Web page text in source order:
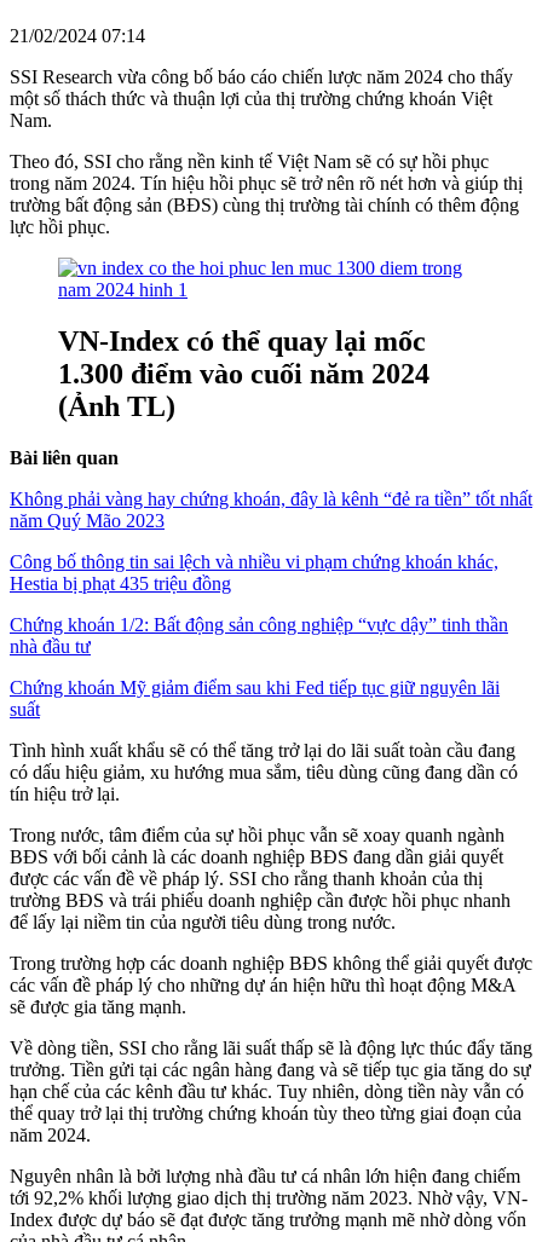
21/02/2024 07:14
SSI Research vừa công bố báo cáo chiến lược năm 2024 cho thấy
một số thách thức và thuận lợi của thị trường chứng khoán Việt
Nam.
Theo đó, SSI cho rằng nền kinh tế Việt Nam sẽ có sự hồi phục
trong năm 2024. Tín hiệu hồi phục sẽ trở nên rõ nét hơn và giúp thị
trường bất động sản (BĐS) cùng thị trường tài chính có thêm động
lực hồi phục.
VN-Index có thể quay lại mốc
1.300 điểm vào cuối năm 2024
(Ảnh TL)
Bài liên quan
Không phải vàng hay chứng khoán, đây là kênh “đẻ ra tiền” tốt nhất
năm Quý Mão 2023
Công bố thông tin sai lệch và nhiều vi phạm chứng khoán khác,
Hestia bị phạt 435 triệu đồng
Chứng khoán 1/2: Bất động sản công nghiệp “vực dậy” tinh thần
nhà đầu tư
Chứng khoán Mỹ giảm điểm sau khi Fed tiếp tục giữ nguyên lãi
suất
Tình hình xuất khẩu sẽ có thể tăng trở lại do lãi suất toàn cầu đang
có dấu hiệu giảm, xu hướng mua sắm, tiêu dùng cũng đang dần có
tín hiệu trở lại.
Trong nước, tâm điểm của sự hồi phục vẫn sẽ xoay quanh ngành
BĐS với bối cảnh là các doanh nghiệp BĐS đang dần giải quyết
được các vấn đề về pháp lý. SSI cho rằng thanh khoản của thị
trường BĐS và trái phiếu doanh nghiệp cần được hồi phục nhanh
để lấy lại niềm tin của người tiêu dùng trong nước.
Trong trường hợp các doanh nghiệp BĐS không thể giải quyết được
các vấn đề pháp lý cho những dự án hiện hữu thì hoạt động M&A
sẽ được gia tăng mạnh.
Về dòng tiền, SSI cho rằng lãi suất thấp sẽ là động lực thúc đẩy tăng
trưởng. Tiền gửi tại các ngân hàng đang và sẽ tiếp tục gia tăng do sự
hạn chế của các kênh đầu tư khác. Tuy nhiên, dòng tiền này vẫn có
thể quay trở lại thị trường chứng khoán tùy theo từng giai đoạn của
năm 2024.
Nguyên nhân là bởi lượng nhà đầu tư cá nhân lớn hiện đang chiếm
tới 92,2% khối lượng giao dịch thị trường năm 2023. Nhờ vậy, VN-
Index được dự báo sẽ đạt được tăng trưởng mạnh mẽ nhờ dòng vốn